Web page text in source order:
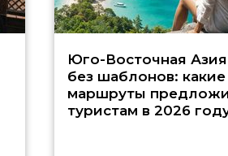
Юго-Восточная Азия
без шаблонов: какие
маршруты
туристам в 2026